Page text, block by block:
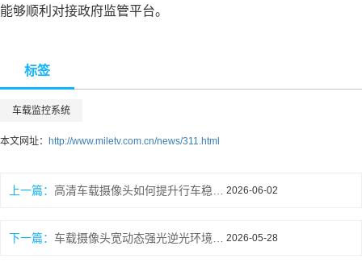
能够顺利对接政府监管平台。
标签
车载监控系统
本文网址： http://www.miletv.com.cn/news/311.html
上一篇： 高清车载摄像头如何提升行车稳定性 2026-06-02
下一篇： 车载摄像头宽动态强光逆光环境下依然清晰成像 2026-05-28